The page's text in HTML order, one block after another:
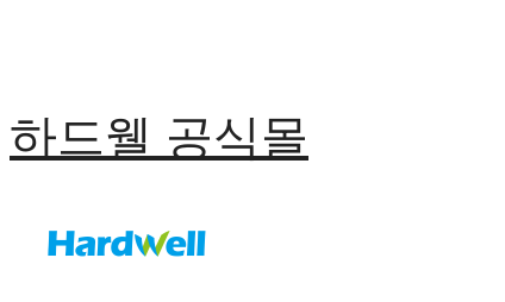
하드웰 공식몰